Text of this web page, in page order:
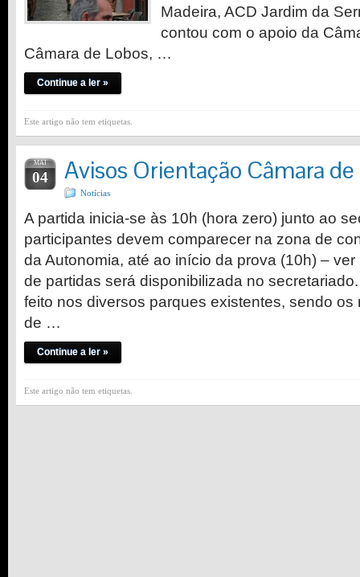
Madeira, ACD Jardim da
contou com o apoio da
Câmara de Lobos, …
Continue a ler »
Este artigo não tem etiquetas.
MAI
04 Avisos Orientação Câmara
Notícias
A partida inicia-se às 10h (hora zero) junto ao
participantes devem comparecer na zona de
da Autonomia, até ao início da prova (10h) –
de partidas será disponibilizada no
feito nos diversos parques existentes, sendo os
de …
Continue a ler »
Este artigo não tem etiquetas.